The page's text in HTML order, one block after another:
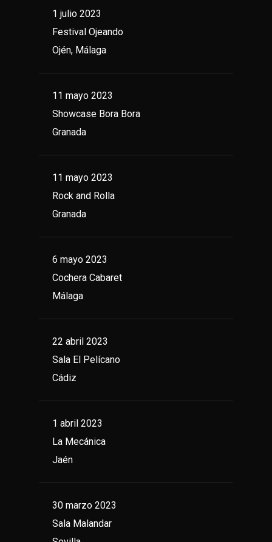
1 julio 2023
Festival Ojeando
Ojén, Málaga
11 mayo 2023
Showcase Bora Bora
Granada
11 mayo 2023
Rock and Rolla
Granada
6 mayo 2023
Cochera Cabaret
Málaga
22 abril 2023
Sala El Pelícano
Cádiz
1 abril 2023
La Mecánica
Jaén
30 marzo 2023
Sala Malandar